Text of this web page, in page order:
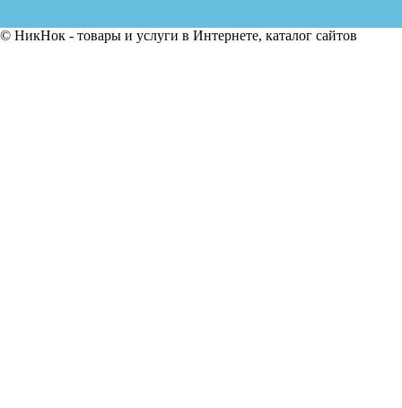
© НикНок - товары и услуги в Интернете, каталог сайтов